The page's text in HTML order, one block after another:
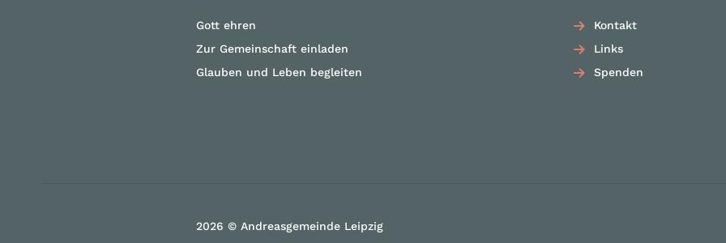
Gott ehren
Zur Gemeinschaft einladen
Glauben und Leben begleiten
Kontakt
Links
Spenden
2026 © Andreasgemeinde Leipzig